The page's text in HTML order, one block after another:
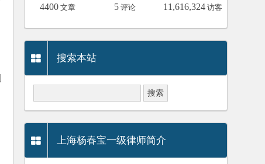
4400 文章 5 评论 11,616,324 访客
搜索本站
上海杨春宝一级律师简介